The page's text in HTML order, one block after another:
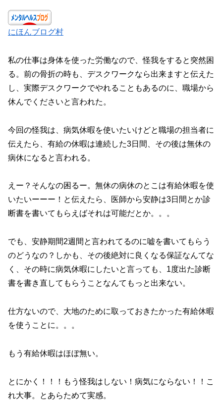
にほんブログ村
私の仕事は身体を使った労働なので、怪我をすると突然困
る。前の骨折の時も、デスクワークなら出来ますと伝えた
し、実際デスクワークでやれることもあるのに、職場から
休んでくださいと言われた。
今回の怪我は、病気休暇を使いたいけどと職場の担当者に
伝えたら、有給の休暇は連続した3日間、その後は無休の
病休になると言われる。
えー？そんなの困るー。無休の病休のとこは有給休暇を使
いたいーーー！と伝えたら、医師から安静は3日間とか診
断書を書いてもらえばそれは可能だとか。。。
でも、安静期間2週間と言われてるのに嘘を書いてもらう
のどうなの？しかも、その後絶対に良くなる保証なんてな
く、その時に病気休暇にしたいと言っても、1度出た診断
書を書き直してもらうことなんてもっと出来ない。
仕方ないので、大地のために取っておきたかった有給休暇
を使うことに。。。
もう有給休暇はほぼ無い。
とにかく！！！もう怪我はしない！病気にならない！！こ
れ大事。とあらためて実感。